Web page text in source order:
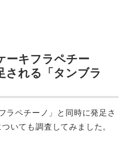
ーキフラペチー
される「タンブラ
ラペチーノ」と同時に発足さ
いても調査してみました。